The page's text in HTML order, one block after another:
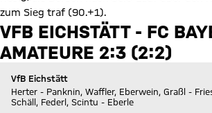
zum Sieg traf (90.+1).
VFB EICHSTÄTT - FC
AMATEURE 2:3 (2:2)
VfB Eichstätt
Herter - Panknin, Waffler, Eberwein, Graßl -
Schäll, Federl, Scintu - Eberle